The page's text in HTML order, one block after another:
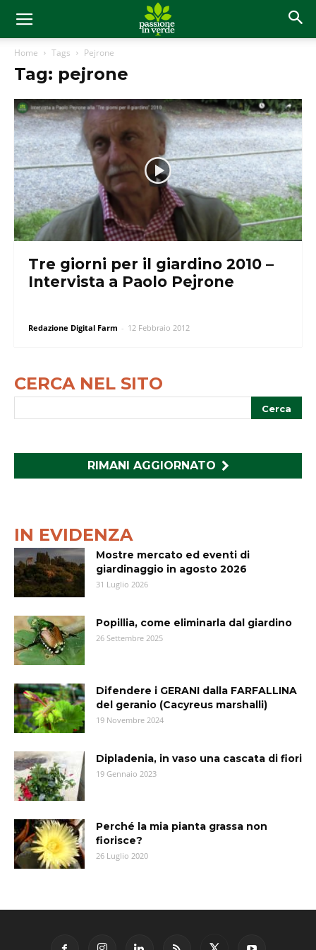
Home Tags Pejrone
Tag: pejrone
Tre giorni per il giardino 2010 –
Intervista a Paolo Pejrone
Redazione Digital Farm - 12 Febbraio 2012
CERCA NEL SITO
RIMANI AGGIORNATO
IN EVIDENZA
Mostre mercato ed eventi di
giardinaggio in agosto 2026
31 Luglio 2026
Popillia, come eliminarla dal giardino
26 Settembre 2025
Difendere i GERANI dalla FARFALLINA
del geranio (Cacyreus marshalli)
19 Novembre 2024
Dipladenia, in vaso una cascata di fiori
19 Gennaio 2023
Perché la mia pianta grassa non
fiorisce?
26 Luglio 2020